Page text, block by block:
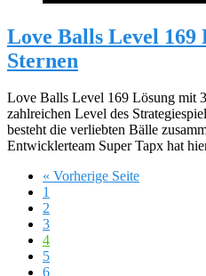
Love Balls Level 169
Sternen
Love Balls Level 169 Lösung mit
zahlreichen Level des
besteht die verliebten Bälle
Entwicklerteam Super Tapx hat
« Vorherige Seite
1
2
3
4
5
6